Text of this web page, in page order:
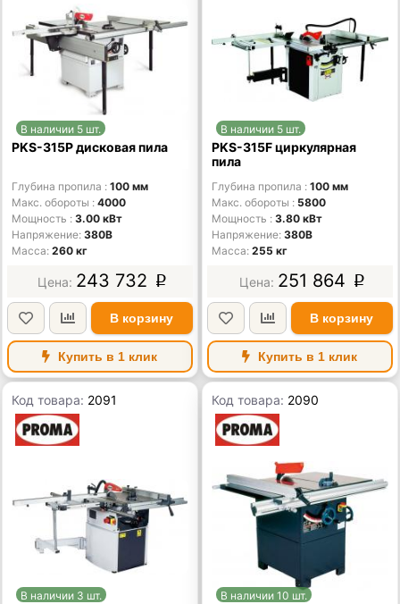
В наличии 5 шт.
PKS-315P дисковая пила
Глубина пропила
100 мм
Макс. обороты
4000
Мощность
3.00 кВт
Напряжение 380В
Масса 260 кг
243 732 p
В корзину
Купить в 1 клик
В наличии 5 шт.
PKS-315F циркулярная
пила
Глубина пропила
100 мм
Макс. обороты
5800
Мощность
3.80 кВт
Напряжение 380В
Масса 255 кг
251 864 p
В корзину
Купить в 1 клик
Код товара: 2091
В наличии 3 шт.
Код товара: 2090
В наличии 10 шт.